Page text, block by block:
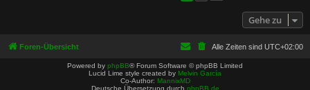
Gehe zu
Foren-Übersicht Alle Zeiten sind UTC+02:00
Powered by phpBB® Forum Software © phpBB Limited
Lucid Lime style created by Melvin García
Co-Author: MannixMD
Deutsche Übersetzung durch phpBB.de